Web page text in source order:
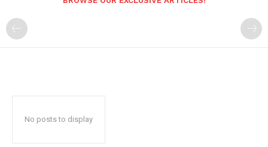
No posts to display